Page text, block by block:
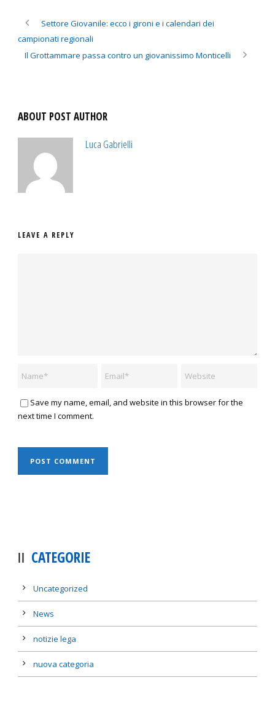
Settore Giovanile: ecco i gironi e i calendari dei
campionati regionali
Il Grottammare passa contro un giovanissimo Monticelli
ABOUT POST AUTHOR
Luca Gabrielli
LEAVE A REPLY
Save my name, email, and website in this browser for the
next time I comment.
CATEGORIE
Uncategorized
News
notizie lega
nuova categoria